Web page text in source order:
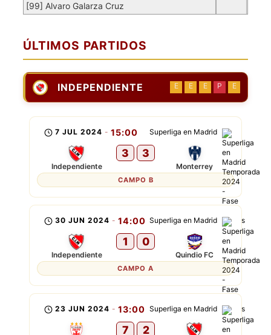
[99] Alvaro Galarza Cruz
ÚLTIMOS PARTIDOS
INDEPENDIENTE E E E P E
Superliga en Madrid
7 JUL 2024 - 15:00
Independiente
3 3
Monterrey
CAMPO B
Superliga en Madrid
30 JUN 2024 - 14:00
Independiente
1 0
Quindio FC
CAMPO A
Superliga en Madrid
23 JUN 2024 - 13:00
7 2